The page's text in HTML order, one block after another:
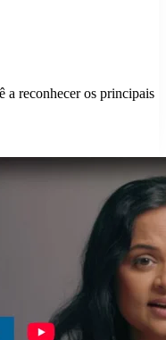
a reconhecer os principais